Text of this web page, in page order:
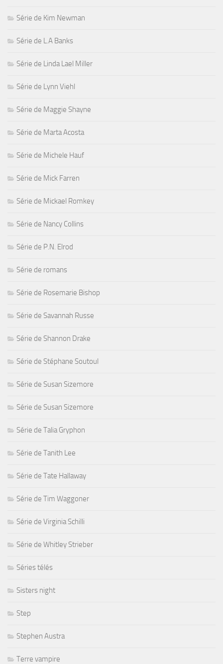
Série de Kim Newman
Série de L.A Banks
Série de Linda Lael Miller
Série de Lynn Viehl
Série de Maggie Shayne
Série de Marta Acosta
Série de Michele Hauf
Série de Mick Farren
Série de Mickael Romkey
Série de Nancy Collins
Série de P.N. Elrod
Série de romans
Série de Rosemarie Bishop
Série de Savannah Russe
Série de Shannon Drake
Série de Stéphane Soutoul
Série de Susan Sizemore
Série de Susan Sizemore
Série de Talia Gryphon
Série de Tanith Lee
Série de Tate Hallaway
Série de Tim Waggoner
Série de Virginia Schilli
Série de Whitley Strieber
Séries télés
Sisters night
Step
Stephen Austra
Terre vampire